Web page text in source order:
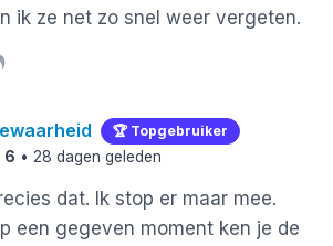
ik ze net zo snel weer vergeten.
🏆 Topgebruiker
6 • 28 dagen geleden
dat. Ik stop er maar mee.
een gegeven moment ken je de